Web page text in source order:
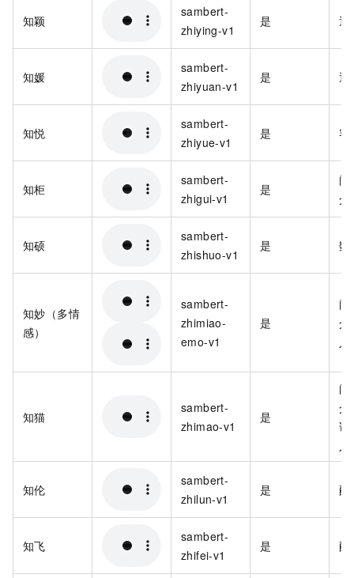
知颖
sambert-
zhiying-v1
是 通
知媛
sambert-
zhiyuan-v1
是 通
知悦
sambert-
zhiyue-v1
是 客
知柜
sambert-
zhigui-v1
是
阅
介
知硕
sambert-
zhishuo-v1
是 数
知妙（多情
感）
sambert-
zhimiao-
emo-v1
是
阅
介
知猫
sambert-
zhimao-v1
是
阅
介
说
知伦
sambert-
zhilun-v1
是 配
知飞
sambert-
zhifei-v1
是 配